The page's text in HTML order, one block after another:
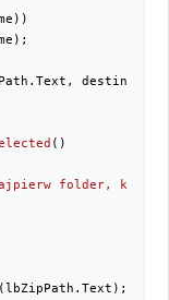
(
folder, który